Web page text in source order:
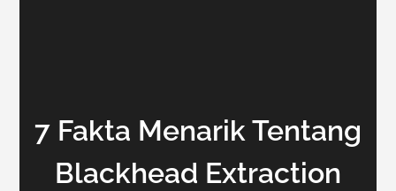
7 Fakta Menarik Tentang
Blackhead Extraction